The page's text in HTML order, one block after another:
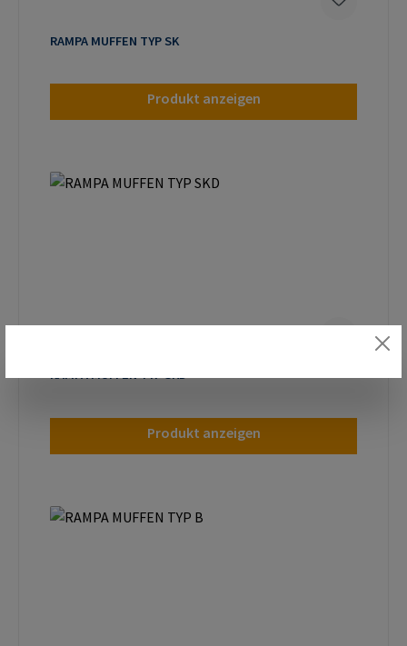
RAMPA MUFFEN TYP SK
Produkt anzeigen
RAMPA MUFFEN TYP SKD
Produkt anzeigen